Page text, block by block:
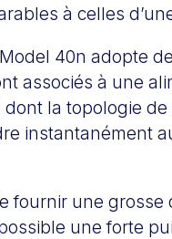
à celles
40n adopte
associés à une
la topologie
instantanément
fournir une grosse
une forte